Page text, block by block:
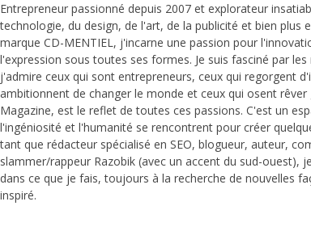
Entrepreneur passionné depuis 2007 et explorateur
technologie, du design, de l'art, de la publicité et bien plus
marque CD-MENTIEL, j'incarne une passion pour
l'expression sous toutes ses formes. Je suis fasciné par
j'admire ceux qui sont entrepreneurs, ceux qui regorgent
ambitionnent de changer le monde et ceux qui osent rêver
Magazine, est le reflet de toutes ces passions. C'est un
l'ingéniosité et l'humanité se rencontrent pour créer
tant que rédacteur spécialisé en SEO, blogueur, auteur,
slammer/rappeur Razobik (avec un accent du sud-
dans ce que je fais, toujours à la recherche de nouvelles
inspiré.